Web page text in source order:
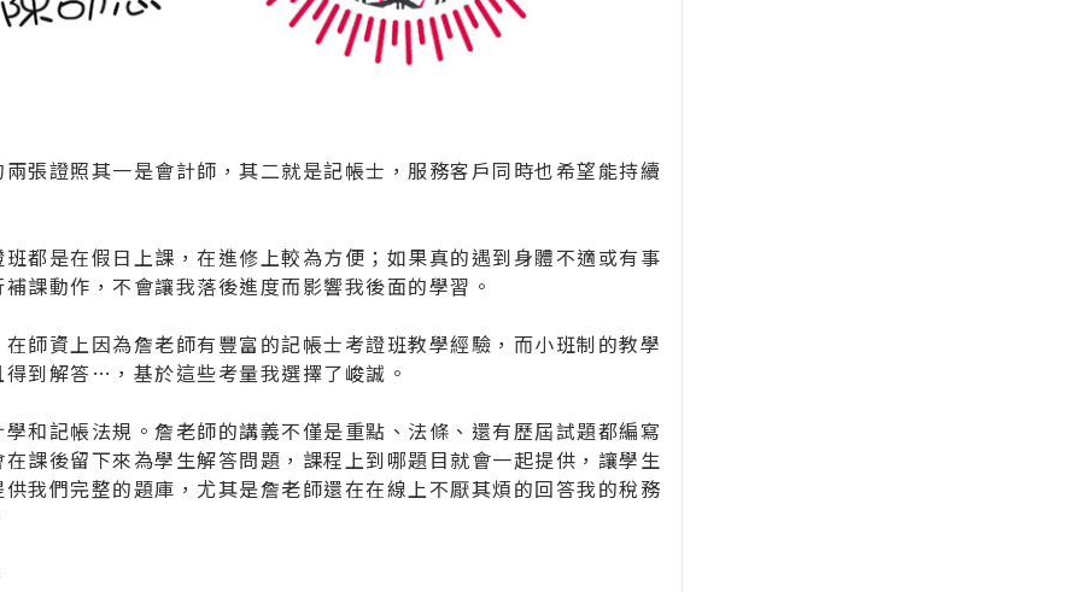
張證照其一是會計師，其二就是記帳士，服務客戶同時也希望能持續
都是在假日上課，在進修上較為方便；如果真的遇到身體不適或有事
課動作，不會讓我落後進度而影響我後面的學習。
師資上因為詹老師有豐富的記帳士考證班教學經驗，而小班制的教學
到解答…，基於這些考量我選擇了峻誠。
和記帳法規。詹老師的講義不僅是重點、法條、還有歷屆試題都編寫
課後留下來為學生解答問題，課程上到哪題目就會一起提供，讓學生
我們完整的題庫，尤其是詹老師還在在線上不厭其煩的回答我的稅務